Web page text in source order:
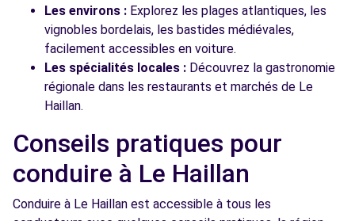
Les environs : Explorez les plages atlantiques, les
vignobles bordelais, les bastides médiévales,
facilement accessibles en voiture.
Les spécialités locales : Découvrez la gastronomie
régionale dans les restaurants et marchés de Le
Haillan.
Conseils pratiques pour
conduire à Le Haillan
Conduire à Le Haillan est accessible à tous les